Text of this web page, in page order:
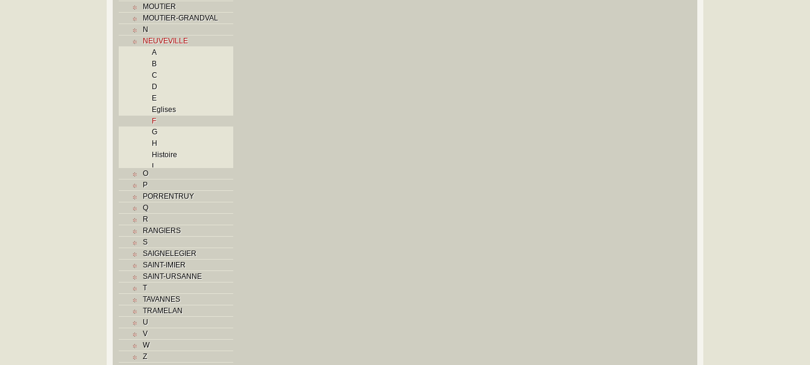
MOUTIER
MOUTIER-GRANDVAL
N
NEUVEVILLE
A
B
C
D
E
Eglises
F
G
H
Histoire
I
M
O
Problème jurassien
R
S
T
Textes
O
P
PORRENTRUY
Q
R
RANGIERS
S
SAIGNELEGIER
SAINT-IMIER
SAINT-URSANNE
T
TAVANNES
TRAMELAN
U
V
W
Z